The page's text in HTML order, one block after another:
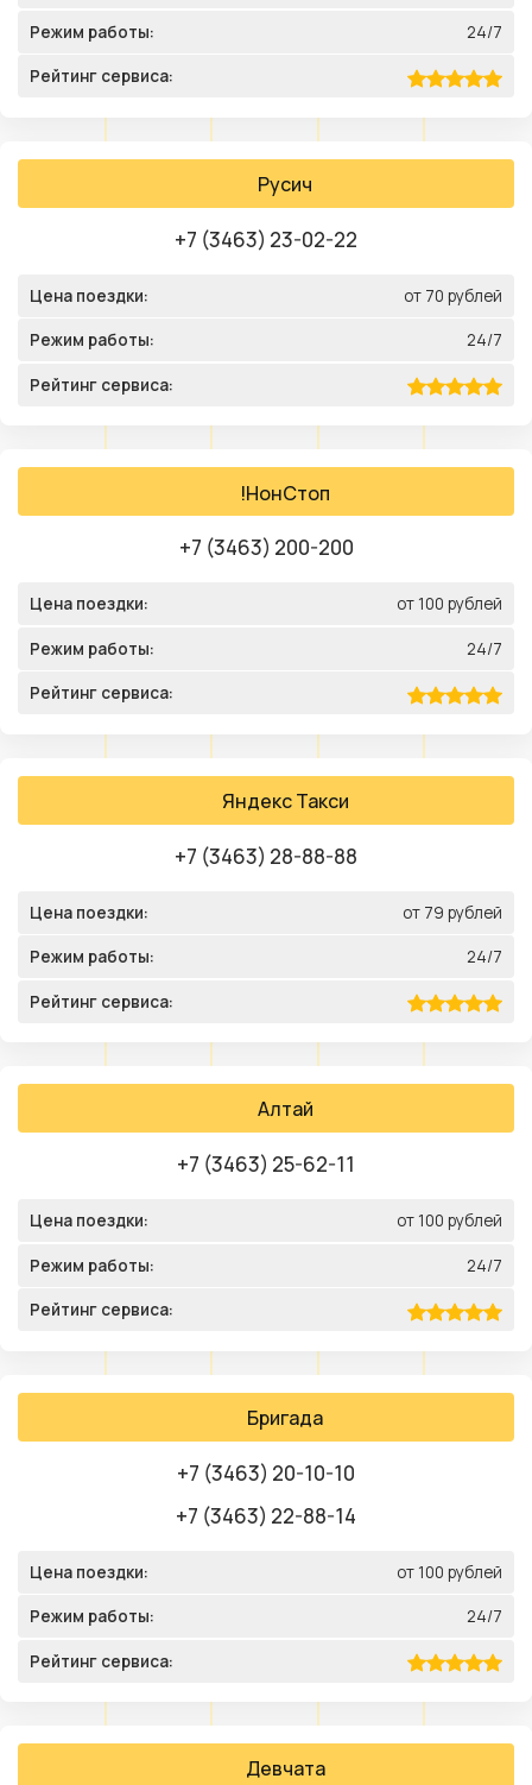
Режим работы: 24/7
Рейтинг сервиса:
Русич
+7 (3463) 23-02-22
Цена поездки: от 70 рублей
Режим работы: 24/7
Рейтинг сервиса:
!НонСтоп
+7 (3463) 200-200
Цена поездки: от 100 рублей
Режим работы: 24/7
Рейтинг сервиса:
Яндекс Такси
+7 (3463) 28-88-88
Цена поездки: от 79 рублей
Режим работы: 24/7
Рейтинг сервиса:
Алтай
+7 (3463) 25-62-11
Цена поездки: от 100 рублей
Режим работы: 24/7
Рейтинг сервиса:
Бригада
+7 (3463) 20-10-10
+7 (3463) 22-88-14
Цена поездки: от 100 рублей
Режим работы: 24/7
Рейтинг сервиса:
Девчата